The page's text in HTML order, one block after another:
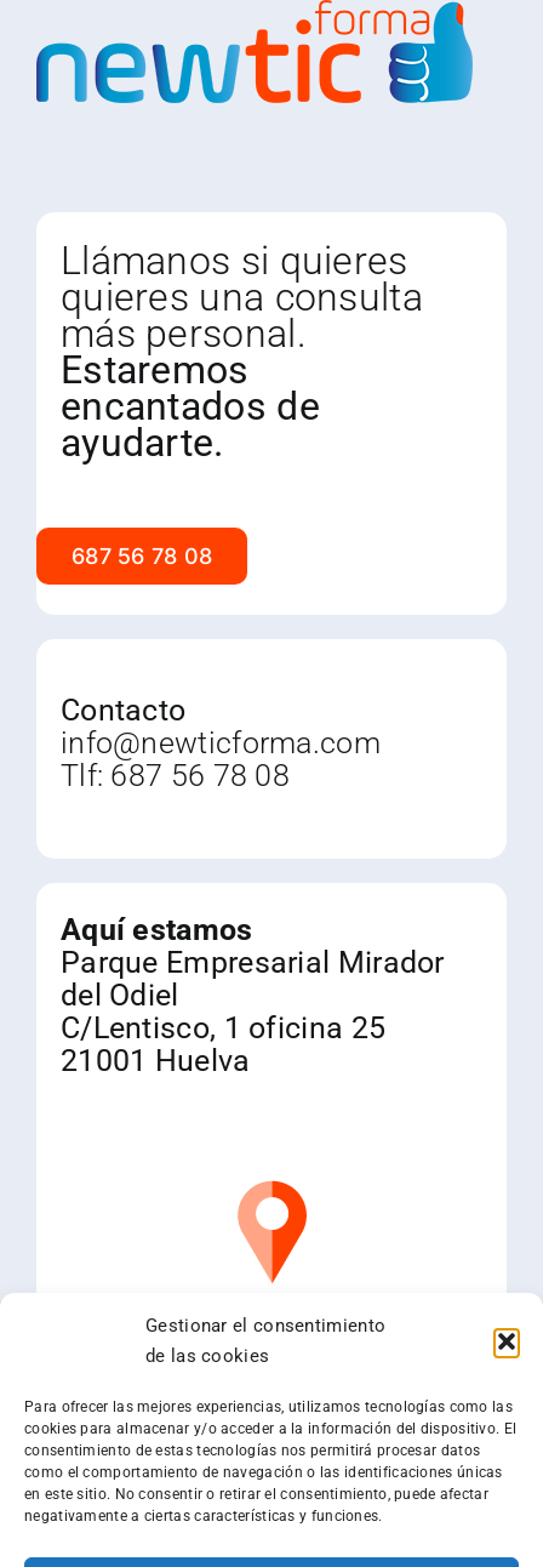
Gestionar el consentimiento
de las cookies
Para ofrecer las mejores experiencias, utilizamos tecnologías como las
cookies para almacenar y/o acceder a la información del dispositivo. El
consentimiento de estas tecnologías nos permitirá procesar datos
como el comportamiento de navegación o las identificaciones únicas
en este sitio. No consentir o retirar el consentimiento, puede afectar
negativamente a ciertas características y funciones.
Llámanos si quieres
quieres una consulta
más personal.
Estaremos
encantados de
ayudarte.
687 56 78 08
Contacto
info@newticforma.com
Tlf: 687 56 78 08
Aquí estamos
Parque Empresarial Mirador
del Odiel
C/Lentisco, 1 oficina 25
21001 Huelva